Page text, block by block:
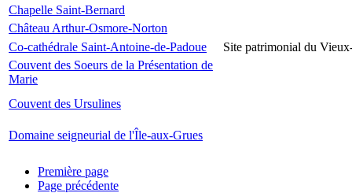
Chapelle Saint-Bernard
Château Arthur-Osmore-Norton
Co-cathédrale Saint-Antoine-de-Padoue
Site patrimonial du
Couvent des Soeurs de la Présentation de
Marie
Couvent des Ursulines
Domaine seigneurial de l'Île-aux-Grues
Première page
Page précédente